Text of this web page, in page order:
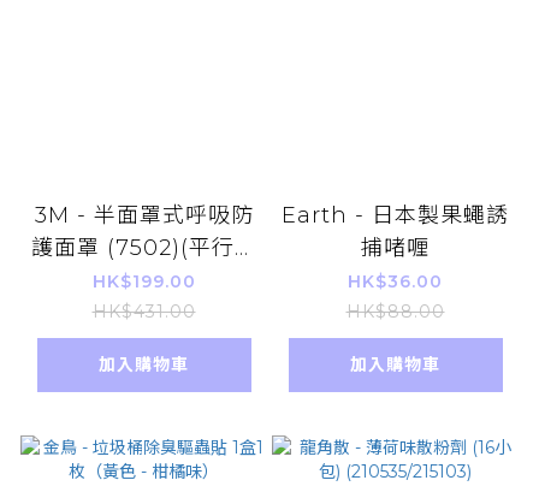
3M - 半面罩式呼吸防
護面罩 (7502)(平行進
口)
HK$199.00
HK$431.00
加入購物車
Earth - 日本製果蠅誘
捕啫喱
HK$36.00
HK$88.00
加入購物車